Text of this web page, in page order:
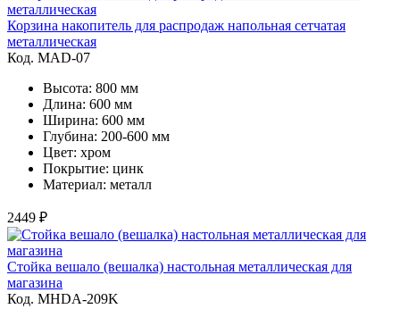
Корзина накопитель для распродаж напольная сетчатая
металлическая
Код. MAD-07
Высота: 800 мм
Длина: 600 мм
Ширина: 600 мм
Глубина: 200-600 мм
Цвет: хром
Покрытие: цинк
Материал: металл
2449 ₽
Стойка вешало (вешалка) настольная металлическая для
магазина
Код. MHDA-209K